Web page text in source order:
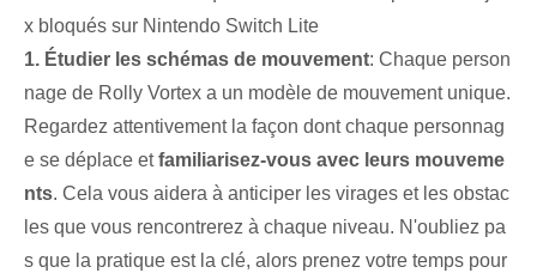
x bloqués sur Nintendo Switch Lite
1.⁢ Étudier les schémas de mouvement: Chaque person
nage de Rolly Vortex a un modèle de mouvement unique.
Regardez attentivement‌ la façon dont chaque personnag
e se déplace etfamiliarisez-vous avec leurs mouveme
nts. Cela vous aidera à anticiper les virages et les obstac
les que vous rencontrerez à chaque niveau. N'oubliez pa
s que la pratique est la clé, alors prenez votre temps pour